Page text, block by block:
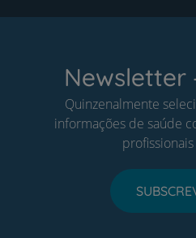
Newsletter
Quinzenalmente
informações de saúde
profissionais